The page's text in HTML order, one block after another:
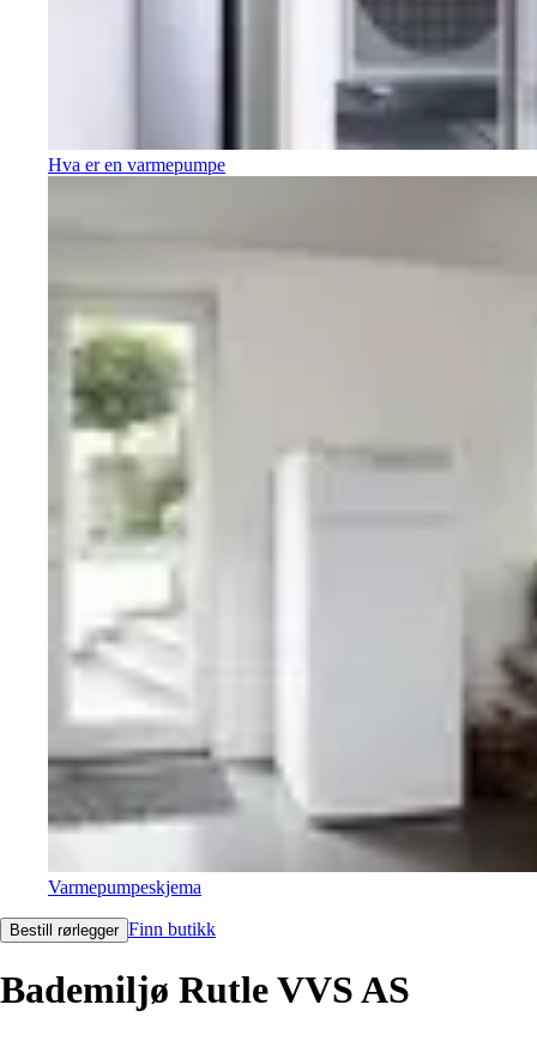
Hva er en varmepumpe
Varmepumpeskjema
Bestill rørlegger Finn butikk
Bademiljø Rutle VVS AS